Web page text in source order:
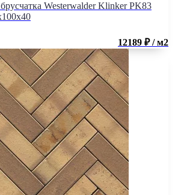
Westerwalder Klinker PK83
12189 ₽ / м2